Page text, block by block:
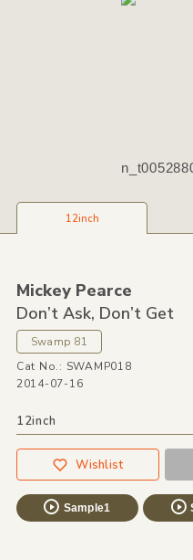
12inch
Mickey Pearce
Don’t Ask, Don’t Get
Swamp 81
Cat No.: SWAMP018
2014-07-16
12inch
Wishlist
Sample1